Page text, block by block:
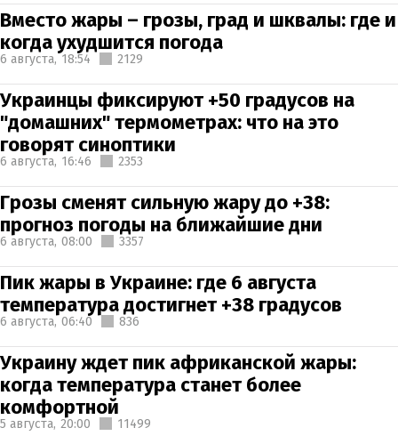
Вместо жары – грозы, град и шквалы: где и
когда ухудшится погода
6 августа, 18:54 2129
Украинцы фиксируют +50 градусов на
"домашних" термометрах: что на это
говорят синоптики
6 августа, 16:46 2353
Грозы сменят сильную жару до +38:
прогноз погоды на ближайшие дни
6 августа, 08:00 3357
Пик жары в Украине: где 6 августа
температура достигнет +38 градусов
6 августа, 06:40 836
Украину ждет пик африканской жары:
когда температура станет более
комфортной
5 августа, 20:00 11499